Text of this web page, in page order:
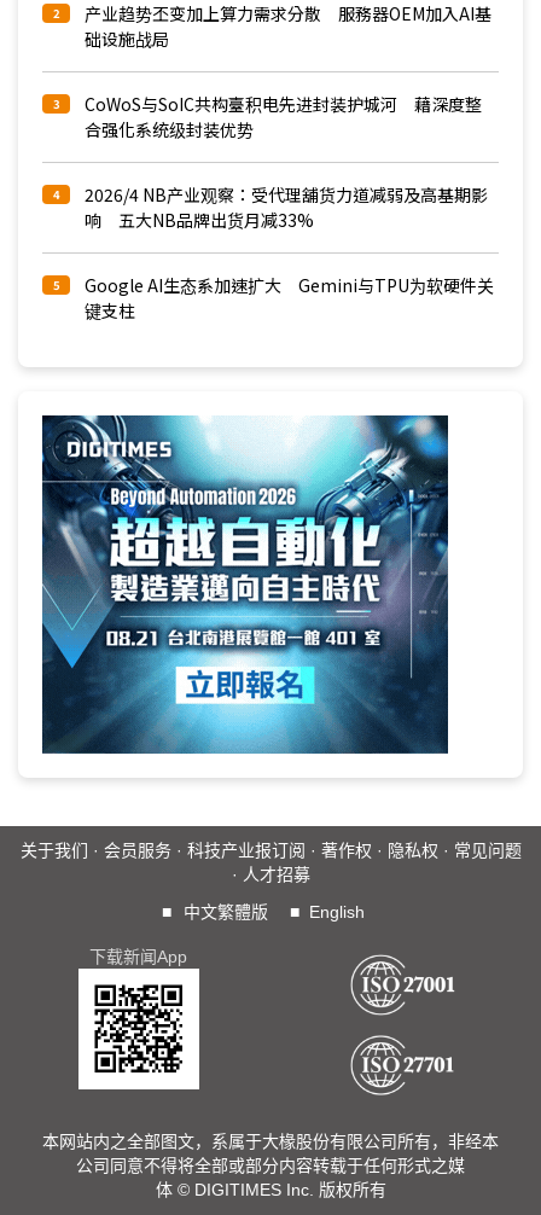
2
产业趋势丕变加上算力需求分散 服務器OEM加入AI基
础设施战局
3
CoWoS与SoIC共构臺积电先进封装护城河 藉深度整
合强化系统级封装优势
4
2026/4 NB产业观察：受代理舖货力道减弱及高基期影
响 五大NB品牌出货月减33%
5
Google AI生态系加速扩大 Gemini与TPU为软硬件关
键支柱
关于我们 · 会员服务· 科技产业报订阅 · 著作权 · 隐私权 · 常见问题
· 人才招募
■
中文繁體版 ■ English
下载新闻App
本网站内之全部图文，系属于大椽股份有限公司所有，非经本
公司同意不得将全部或部分内容转载于任何形式之媒
体 © DIGITIMES Inc. 版权所有